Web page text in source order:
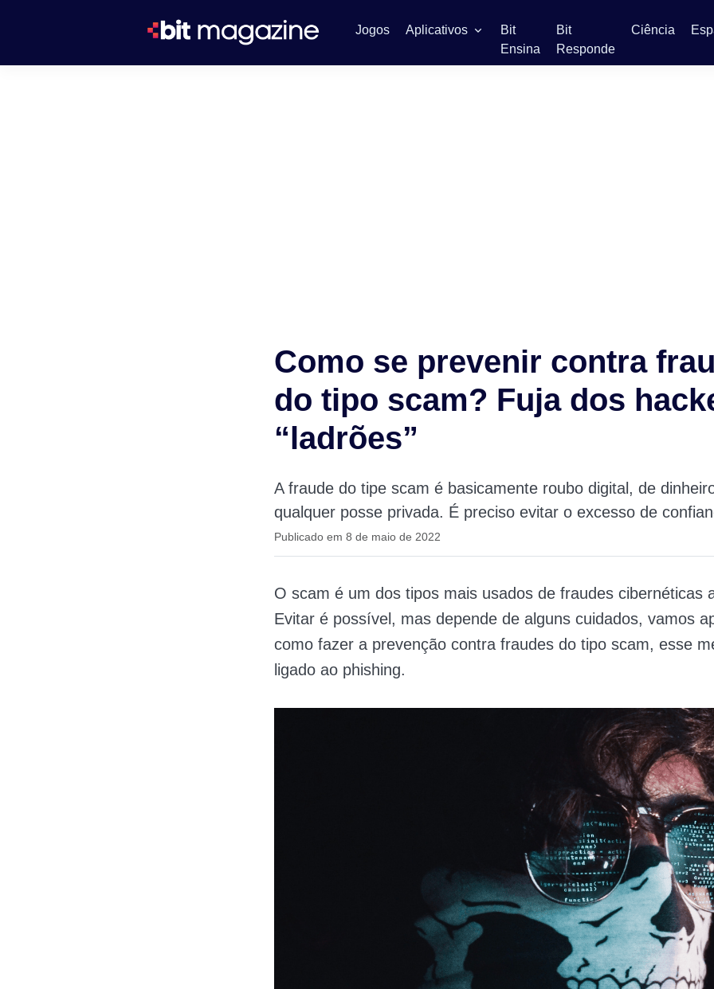
Jogos Aplicativos
Bit
Ensina
Bit
Responde
Ciência
Como se prevenir contra
do tipo scam? Fuja dos
“ladrões”
A fraude do tipe scam é basicamente roubo digital, de
qualquer posse privada. É preciso evitar o excesso de
Publicado em 8 de maio de 2022
O scam é um dos tipos mais usados de fraudes cibernéticas
Evitar é possível, mas depende de alguns cuidados, vamos
como fazer a prevenção contra fraudes do tipo scam, esse
ligado ao phishing.